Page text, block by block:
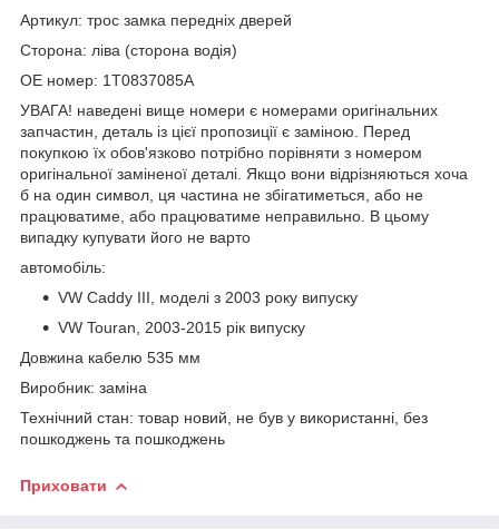
Артикул: трос замка передніх дверей
Сторона: ліва (сторона водія)
OE номер: 1T0837085A
УВАГА! наведені вище номери є номерами оригінальних
запчастин, деталь із цієї пропозиції є заміною. Перед
покупкою їх обов'язково потрібно порівняти з номером
оригінальної заміненої деталі. Якщо вони відрізняються хоча
б на один символ, ця частина не збігатиметься, або не
працюватиме, або працюватиме неправильно. В цьому
випадку купувати його не варто
автомобіль:
VW Caddy III, моделі з 2003 року випуску
VW Touran, 2003-2015 рік випуску
Довжина кабелю 535 мм
Виробник: заміна
Технічний стан: товар новий, не був у використанні, без
пошкоджень та пошкоджень
Приховати